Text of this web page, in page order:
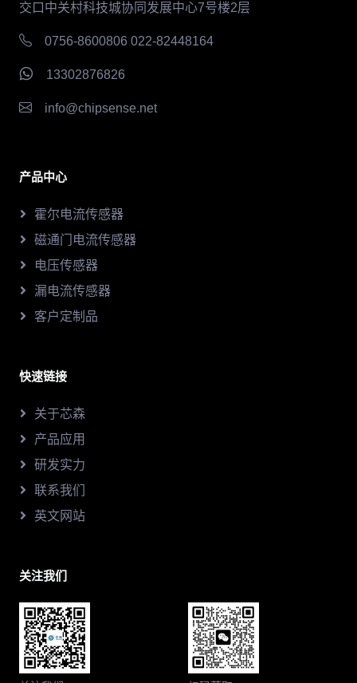
交口中关村科技城协同发展中心7号楼2层
0756-8600806 022-82448164
13302876826
info@chipsense.net
产品中心
霍尔电流传感器
磁通门电流传感器
电压传感器
漏电流传感器
客户定制品
快速链接
关于芯森
产品应用
研发实力
联系我们
英文网站
关注我们